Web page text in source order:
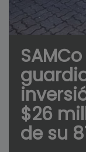
$26
de su